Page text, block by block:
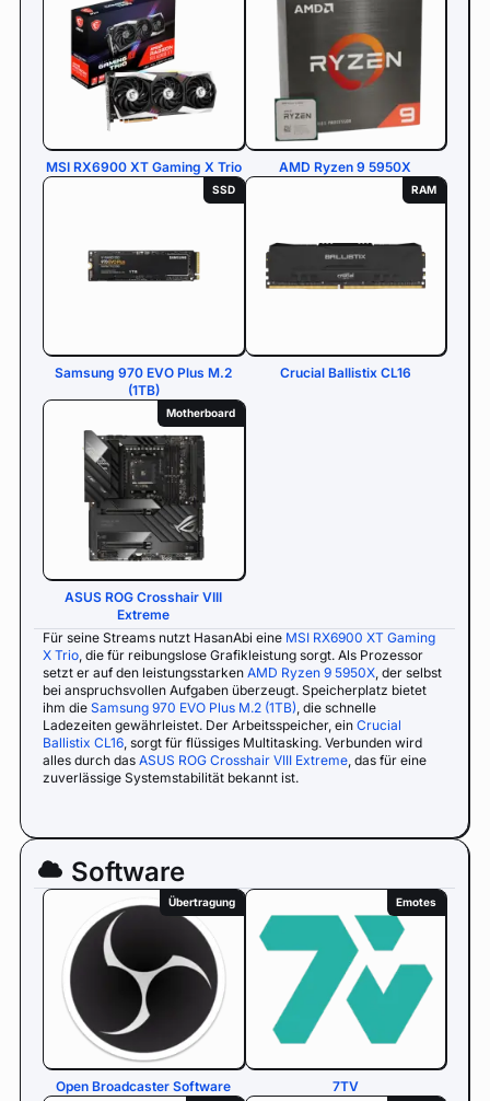
MSI RX6900 XT Gaming X Trio AMD Ryzen 9 5950X
SSD
Samsung 970 EVO Plus M.2
(1TB)
RAM
Crucial Ballistix CL16
Motherboard
ASUS ROG Crosshair VIII
Extreme
Für seine Streams nutzt HasanAbi eine MSI RX6900 XT Gaming
X Trio , die für reibungslose Grafikleistung sorgt. Als Prozessor
setzt er auf den leistungsstarken AMD Ryzen 9 5950X , der selbst
bei anspruchsvollen Aufgaben überzeugt. Speicherplatz bietet
ihm die Samsung 970 EVO Plus M.2 (1TB) , die schnelle
Ladezeiten gewährleistet. Der Arbeitsspeicher, ein Crucial
Ballistix CL16 , sorgt für flüssiges Multitasking. Verbunden wird
alles durch das ASUS ROG Crosshair VIII Extreme , das für eine
zuverlässige Systemstabilität bekannt ist.
Software
Übertragung
Open Broadcaster Software
Emotes
7TV